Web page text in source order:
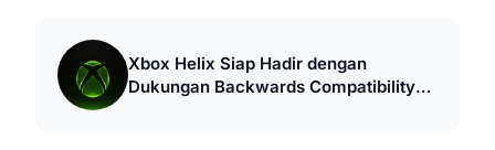
Xbox Helix Siap Hadir dengan
Dukungan Backwards Compatibility